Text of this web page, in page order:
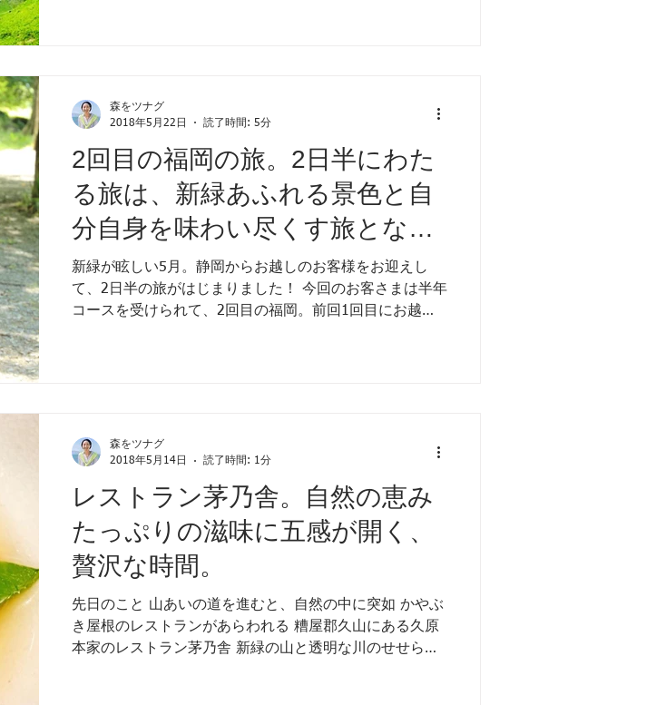
るし、なかなか日常では話しきれません。だから、これ
かったけれど、思いきって旅に一緒に行って話すことに
しました。 4回にわたって行った母との旅行。 1回目の箱
根は、わたしの感情を母にぶつける旅でした。小さい頃
からたくさんの習い事をしてて、小学校高学年には7-8種
類、全ての習い事をきちんと一生懸命やってました。当
時は気づいたらやっていて(やらされていて)、好きとか嫌
いとかの問題ではなくやる、反発しながらもや
2回目の福岡の旅。2日半にわた
る旅は、新緑あふれる景色と自
分自身を味わい尽くす旅となり
ました。
新緑が眩しい5月。静岡からお越しのお客様をお迎えし
て、2日半の旅がはじまりました！ 今回のお客さまは半年
コースを受けられて、2回目の福岡。前回1回目にお越し
森をツナグ
2018年5月22日
読了時間: 5分
レストラン茅乃舎。自然の恵み
たっぷりの滋味に五感が開く、
贅沢な時間。
先日のこと 山あいの道を進むと、自然の中に突如 かやぶ
き屋根のレストランがあらわれる 糟屋郡久山にある久原
本家のレストラン茅乃舎 新緑の山と透明な川のせせらぎ
森をツナグ
2018年5月14日
読了時間: 1分